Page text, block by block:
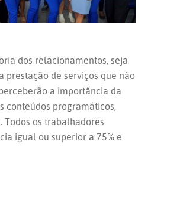
dos relacionamentos, seja
prestação de serviços que não
a importância da
conteúdos programáticos,
os trabalhadores
igual ou superior a 75% e